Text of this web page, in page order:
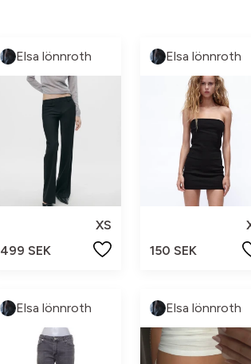
Elsa lönnroth
XS
499 SEK
Elsa lönnroth
150 SEK
Elsa lönnroth Elsa lönnroth